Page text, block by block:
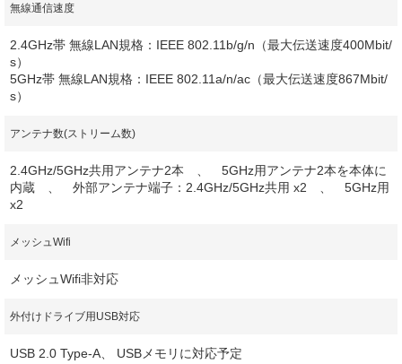
無線通信速度
2.4GHz帯 無線LAN規格：IEEE 802.11b/g/n（最大伝送速度400Mbit/
s）
5GHz帯 無線LAN規格：IEEE 802.11a/n/ac（最大伝送速度867Mbit/
s）
アンテナ数(ストリーム数)
2.4GHz/5GHz共用アンテナ2本 、 5GHz用アンテナ2本を本体に
内蔵 、 外部アンテナ端子：2.4GHz/5GHz共用 x2 、 5GHz用
x2
メッシュWifi
メッシュWifi非対応
外付けドライブ用USB対応
USB 2.0 Type-A、 USBメモリに対応予定